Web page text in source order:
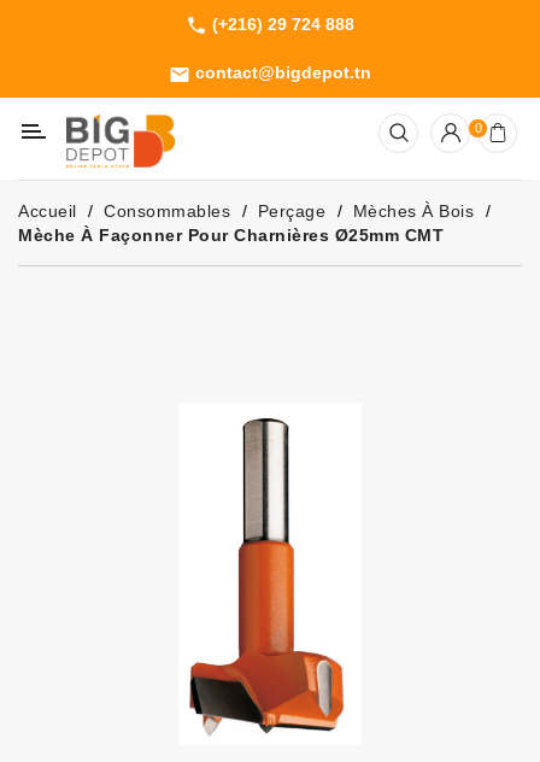
phone (+216) 29 724 888
email contact@bigdepot.tn
Machines
Outillage
Jardinage
Consommables
0
Accueil Consommables Perçage
Mèches À Bois
Mèche À Façonner Pour Charnières Ø25mm CMT